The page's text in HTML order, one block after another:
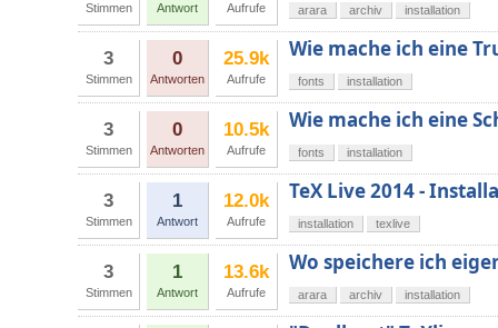
Stimmen Antwort Aufrufe arara archiv installation
3
Stimmen
0
Antworten
25.9k
Aufrufe
Wie mache ich eine
fonts installation
3
Stimmen
0
Antworten
10.5k
Aufrufe
Wie mache ich eine
fonts installation
3
Stimmen
1
Antwort
12.0k
Aufrufe
TeX Live 2014 -
installation texlive
3
Stimmen
1
Antwort
13.6k
Aufrufe
Wo speichere ich
arara archiv installation